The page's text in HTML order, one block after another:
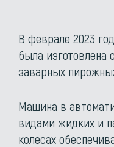
В феврале 2023
была изготовлена
заварных
Машина в
видами жидких и
колесах